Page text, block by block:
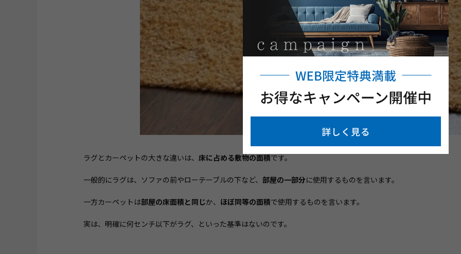
ラグとカーペットの大きな違いは、 床に占める敷物の面積です。
一般的にラグは、ソファの前やローテーブルの下など、 部屋の一部分に使用するものを言います。
一方カーペットは部屋の床面積と同じか、 ほぼ同等の面積で使用するものを言います。
実は、明確に何センチ以下がラグ、といった基準はないのです。